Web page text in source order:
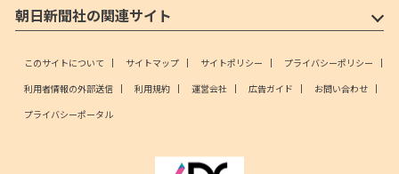
朝日新聞社の関連サイト
このサイトについて サイトマップ サイトポリシー
プライバシーポリシー
利用者情報の外部送信
利用規約 運営会社 広告ガイド
お問い合わせ
プライバシーポータル